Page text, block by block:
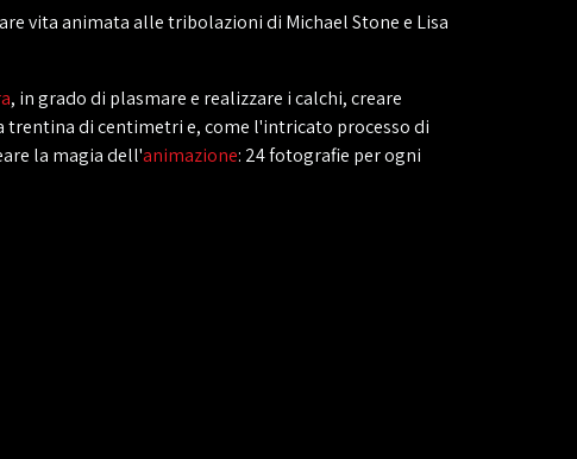
vita animata alle tribolazioni di Michael Stone e Lisa
, in grado di plasmare e realizzare i calchi, creare
trentina di centimetri e, come l'intricato processo di
la magia dell'animazione: 24 fotografie per ogni